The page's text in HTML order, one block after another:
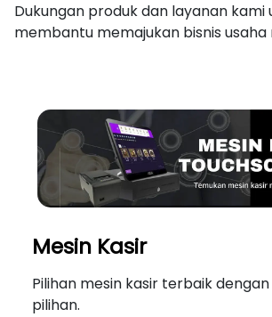
Dukungan produk dan layanan kami
membantu memajukan bisnis usaha
Mesin Kasir
Pilihan mesin kasir terbaik
pilihan.